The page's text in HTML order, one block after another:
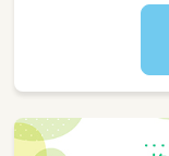
児童と
一人ひ
１から